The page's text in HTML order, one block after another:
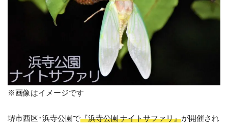
※画像はイメージです
堺市西区･浜寺公園で『浜寺公園 ナイトサファリ』が開催され